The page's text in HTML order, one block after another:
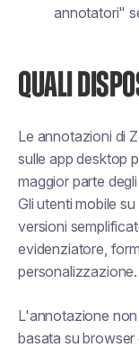
annotatori"
QUALI
Le annotazioni di
sulle app desktop
maggior parte
Gli utenti mobile
versioni
evidenziatore,
personalizzazione.
L'annotazione
basata su